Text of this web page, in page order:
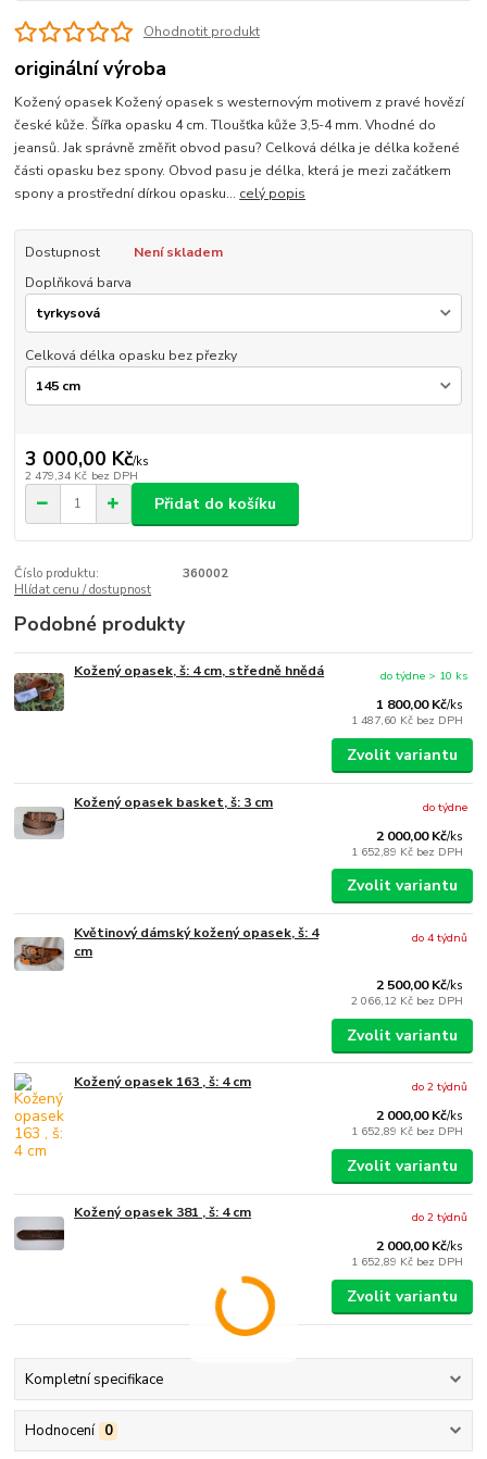
Ohodnotit produkt
originální výroba
Kožený opasek Kožený opasek s westernovým motivem z pravé hovězí
české kůže. Šířka opasku 4 cm. Tloušťka kůže 3,5-4 mm. Vhodné do
jeansů. Jak správně změřit obvod pasu? Celková délka je délka kožené
části opasku bez spony. Obvod pasu je délka, která je mezi začátkem
spony a prostřední dírkou opasku... celý popis
Dostupnost
Není skladem
Doplňková barva
Celková délka opasku bez přezky
3 000,00 Kč/ks
2 479,34 Kč bez DPH
Přidat do košíku
Číslo produktu:
360002
Hlídat cenu / dostupnost
Podobné produkty
Kožený opasek, š: 4 cm, středně hnědá
1 800,00 Kč/ks
1 487,60 Kč bez DPH
do týdne > 10 ks
Zvolit variantu
Kožený opasek basket, š: 3 cm
2 000,00 Kč/ks
1 652,89 Kč bez DPH
do týdne
Zvolit variantu
Květinový dámský kožený opasek, š: 4
cm
2 500,00 Kč/ks
2 066,12 Kč bez DPH
do 4 týdnů
Zvolit variantu
Kožený opasek 163 , š: 4 cm
2 000,00 Kč/ks
1 652,89 Kč bez DPH
do 2 týdnů
Zvolit variantu
Kožený opasek 381 , š: 4 cm
2 000,00 Kč/ks
1 652,89 Kč bez DPH
do 2 týdnů
Zvolit variantu
Kompletní specifikace
Hodnocení 0